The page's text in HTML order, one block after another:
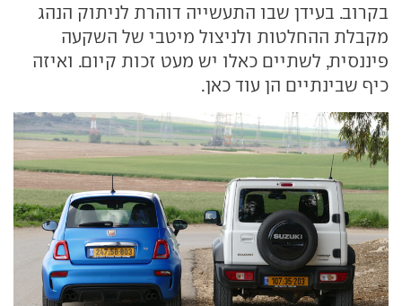
בקרוב. בעידן שבו התעשייה דוהרת לניתוק הנהג
מקבלת ההחלטות ולניצול מיטבי של השקעה
פיננסית, לשתיים כאלו יש מעט זכות קיום. ואיזה
כיף שבינתיים הן עוד כאן.